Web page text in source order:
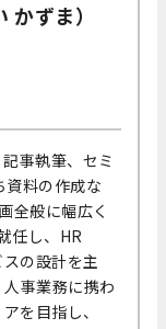
ずま）
事執筆、セミ
資料の作成な
全般に幅広く
任し、HR
の設計を主
事業務に携わ
を目指し、